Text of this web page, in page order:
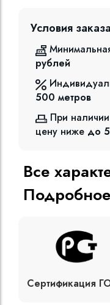
Условия заказа
рублей
500 метров
При
цену ниже до
Все
Сертификация